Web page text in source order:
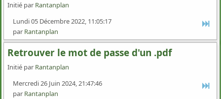
Initié par Rantanplan
Lundi 05 Décembre 2022, 11:05:17
par Rantanplan
Retrouver le mot de passe d'un .pdf
Initié par Rantanplan
Mercredi 26 Juin 2024, 21:47:46
par Rantanplan